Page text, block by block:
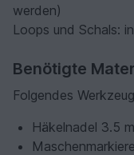
werden)
Loops und Schals:
Benötigte
Folgendes
Häkelnadel 3.5